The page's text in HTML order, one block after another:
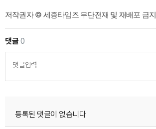
저작권자 © 세종타임즈 무단전재 및 재배포 금지
댓글0
댓글입력
등록된 댓글이 없습니다